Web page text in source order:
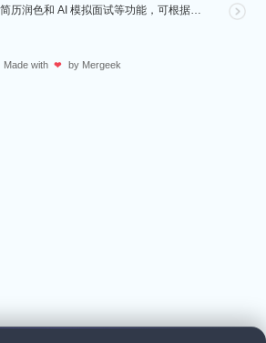
AI 简历生成、简历润色和 AI 模拟面试等功能，可根据指定的求职岗位，一键快速生成高匹配的简历内容...
Made with ❤ by Mergeek